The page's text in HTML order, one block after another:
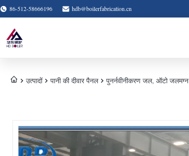
86-512-58666196 hdb@boilerfabrication.cn
उत्पादों पानी की दीवार पैनल पुनर्नवीनीकरण जल, ऑटो जलमग्न